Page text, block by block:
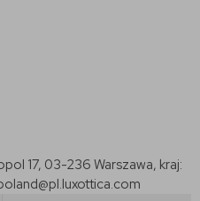
17, 03-236 Warszawa, kraj: